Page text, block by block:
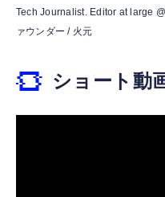
【HIFI音質
￥999
霊界コミュ
ジングベー
Tech Journalist. Editor at large
ァウンダー / 火元
ショート動